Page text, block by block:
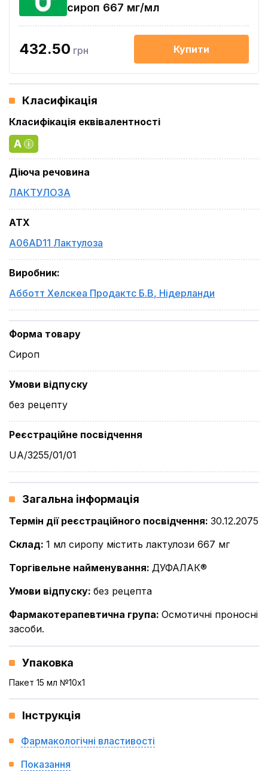
сироп 667 мг/мл
432.50 грн Купити
Класифікація
Класифікація еквівалентності
A
Діюча речовина
ЛАКТУЛОЗА
ATX
A06AD11 Лактулоза
Виробник:
Абботт Хелскеа Продактс Б.В, Нідерланди
Форма товару
Сироп
Умови відпуску
без рецепту
Реєстраційне посвідчення
UA/3255/01/01
Загальна інформація
Термін дії реєстраційного посвідчення: 30.12.2075
Склад: 1 мл сиропу містить лактулози 667 мг
Торгівельне найменування: ДУФАЛАК®
Умови відпуску: без рецепта
Фармакотерапевтична група: Осмотичні проносні
засоби.
Упаковка
Пакет 15 мл №10x1
Інструкція
Фармакологічні властивості
Показання